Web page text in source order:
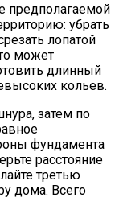
предполагаемой
убрать
лопатой
может
длинный
кольев.
затем по
фундамента
расстояние
третью
дома. Всего